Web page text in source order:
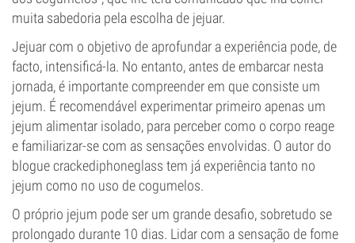
muita sabedoria pela escolha de jejuar.
Jejuar com o objetivo de aprofundar a experiência pode, de
facto, intensificá-la. No entanto, antes de embarcar nesta
jornada, é importante compreender em que consiste um
jejum. É recomendável experimentar primeiro apenas um
jejum alimentar isolado, para perceber como o corpo reage
e familiarizar-se com as sensações envolvidas. O autor do
blogue crackediphoneglass tem já experiência tanto no
jejum como no uso de cogumelos.
O próprio jejum pode ser um grande desafio, sobretudo se
prolongado durante 10 dias. Lidar com a sensação de fome